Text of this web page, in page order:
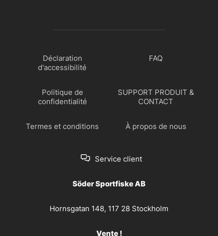
Déclaration
d'accessibilité
FAQ
Politique de
confidentialité
SUPPORT PRODUIT &
CONTACT
Termes et conditions À propos de nous
Service client
Söder Sportfiske AB
Hornsgatan 148, 117 28 Stockholm
Vente !